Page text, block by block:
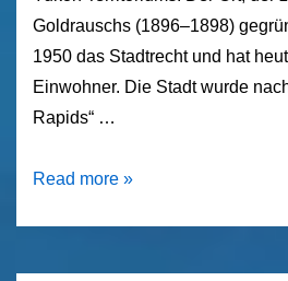
Goldrauschs (1896–1898)
1950 das Stadtrecht und hat
Einwohner. Die Stadt wurde
Rapids“ …
Whitehorse
und
Read more »